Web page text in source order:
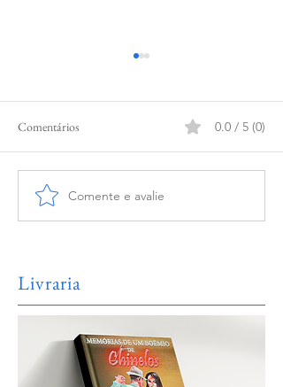
REFLEXÃO (ANTE A
URNA)
Comentários 0.0 / 5 (0)
Comente e avalie
Livraria